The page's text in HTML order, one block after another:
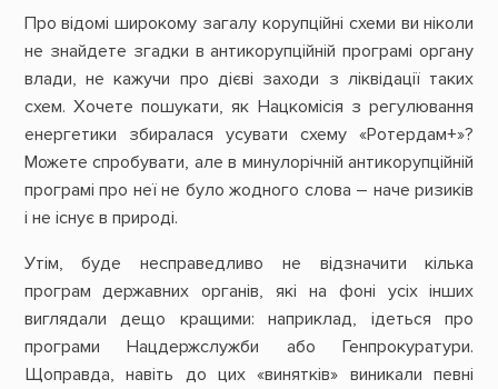
Про відомі широкому загалу корупційні схеми ви ніколи
не знайдете згадки в антикорупційній програмі органу
влади, не кажучи про дієві заходи з ліквідації таких
схем. Хочете пошукати, як Нацкомісія з регулювання
енергетики збиралася усувати схему «Ротердам+»?
Можете спробувати, але в минулорічній антикорупційній
програмі про неї не було жодного слова – наче ризиків
і не існує в природі.
Утім, буде несправедливо не відзначити кілька
програм державних органів, які на фоні усіх інших
виглядали дещо кращими: наприклад, ідеться про
програми Нацдержслужби або Генпрокуратури.
Щоправда, навіть до цих «винятків» виникали певні